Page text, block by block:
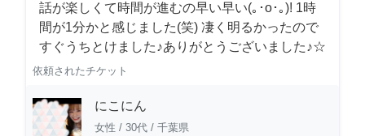
話が楽しくて時間が進むの早い早い(｡･о･｡)! 1時
間が1分かと感じました(笑) 凄く明るかったので
すぐうちとけました♪ありがとうございました♪☆
依頼されたチケット
にこにん
女性 / 30代 / 千葉県